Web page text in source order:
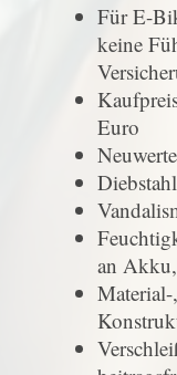
Für E-
keine
Euro
Diebstahl
an